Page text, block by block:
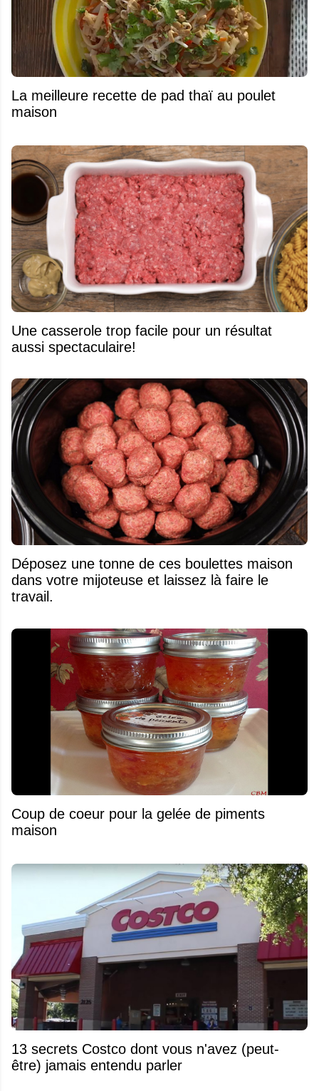
La meilleure recette de pad thaï au poulet
maison
Une casserole trop facile pour un résultat
aussi spectaculaire!
Déposez une tonne de ces boulettes maison
dans votre mijoteuse et laissez là faire le
travail.
Coup de coeur pour la gelée de piments
maison
13 secrets Costco dont vous n'avez (peut-
être) jamais entendu parler